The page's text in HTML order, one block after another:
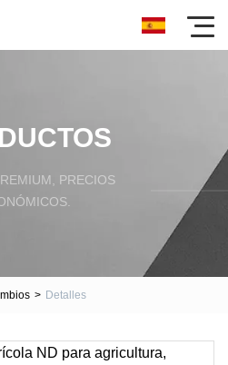
PRECIOS
> Detalles